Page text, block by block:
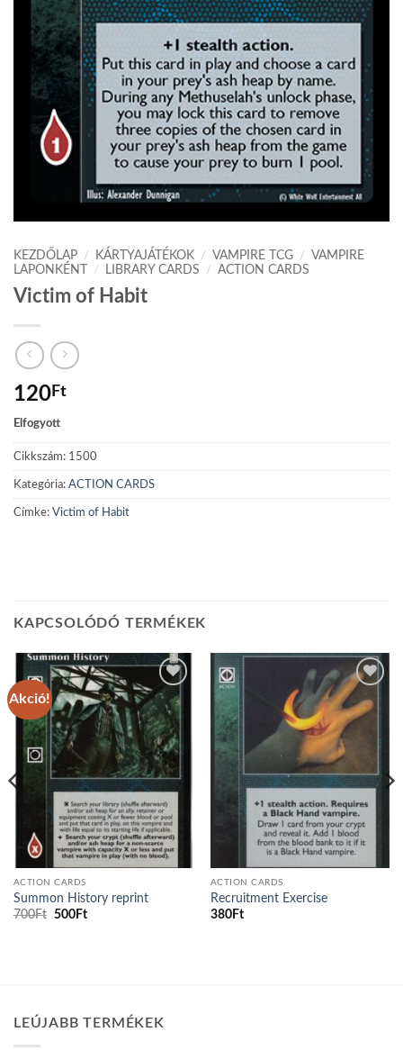
KEZDŐLAP / KÁRTYAJÁTÉKOK / VAMPIRE TCG /
VAMPIRE
LAPONKÉNT
/ LIBRARY CARDS / ACTION CARDS
Victim of Habit
120Ft
Elfogyott
Cikkszám: 1500
Kategória: ACTION CARDS
Címke: Victim of Habit
KAPCSOLÓDÓ TERMÉKEK
Akció!
Add to
wishlist
ACTION CARDS
Summon History reprint
700Ft Original
500FtCurrent
Add to
wishlist
ACTION CARDS
Recruitment Exercise
380Ft
LEÚJABB TERMÉKEK